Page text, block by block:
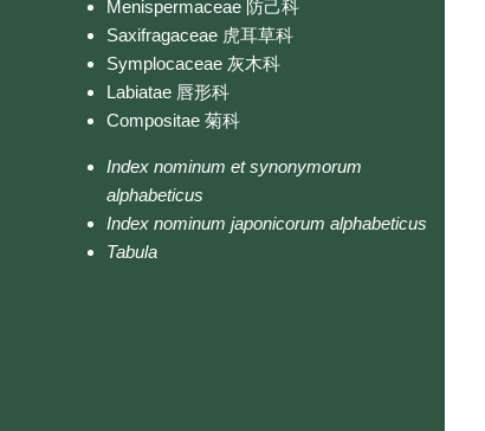
Menispermaceae 防己科
Saxifragaceae 虎耳草科
Symplocaceae 灰木科
Labiatae 唇形科
Compositae 菊科
Index nominum et synonymorum
alphabeticus
Index nominum japonicorum alphabeticus
Tabula